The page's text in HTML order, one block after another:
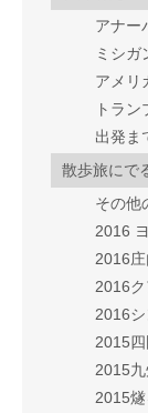
アナー
ミシガ
アメリ
トラ
出発ま
散歩旅にで
その他
2016
2016
2016
2016
2015
2015
2015